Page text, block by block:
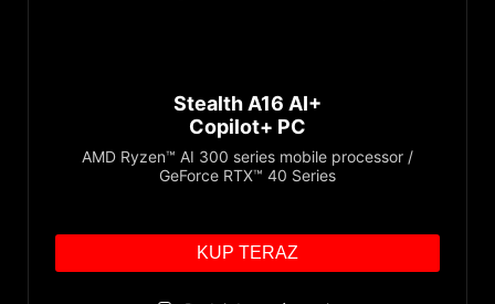
Stealth A16 AI+
Copilot+ PC
AMD Ryzen™ AI 300 series mobile processor /
GeForce RTX™ 40 Series
KUP TERAZ